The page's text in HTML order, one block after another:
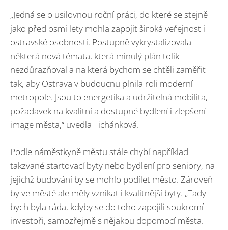
„Jedná se o usilovnou roční práci, do které se stejně
jako před osmi lety mohla zapojit široká veřejnost i
ostravské osobnosti. Postupně vykrystalizovala
některá nová témata, která minulý plán tolik
nezdůrazňoval a na která bychom se chtěli zaměřit
tak, aby Ostrava v budoucnu plnila roli moderní
metropole. Jsou to energetika a udržitelná mobilita,
požadavek na kvalitní a dostupné bydlení i zlepšení
image města,“ uvedla Tichánková.
Podle náměstkyně městu stále chybí například
takzvané startovací byty nebo bydlení pro seniory, na
jejichž budování by se mohlo podílet město. Zároveň
by ve městě ale měly vznikat i kvalitnější byty. „Tady
bych byla ráda, kdyby se do toho zapojili soukromí
investoři, samozřejmě s nějakou dopomocí města.